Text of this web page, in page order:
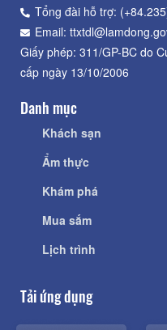
Tổng đài hỗ trợ:
Email:
Giấy phép: 311/GP-BC do
cấp ngày 13/10/2006
Danh mục
Khách sạn
Ẩm thực
Khám phá
Mua sắm
Lịch trình
Tải ứng dụng